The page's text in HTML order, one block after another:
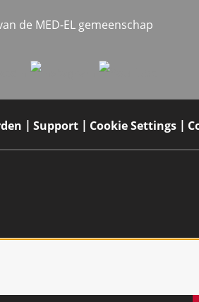
de MED-EL gemeenschap
Support Cookie Settings